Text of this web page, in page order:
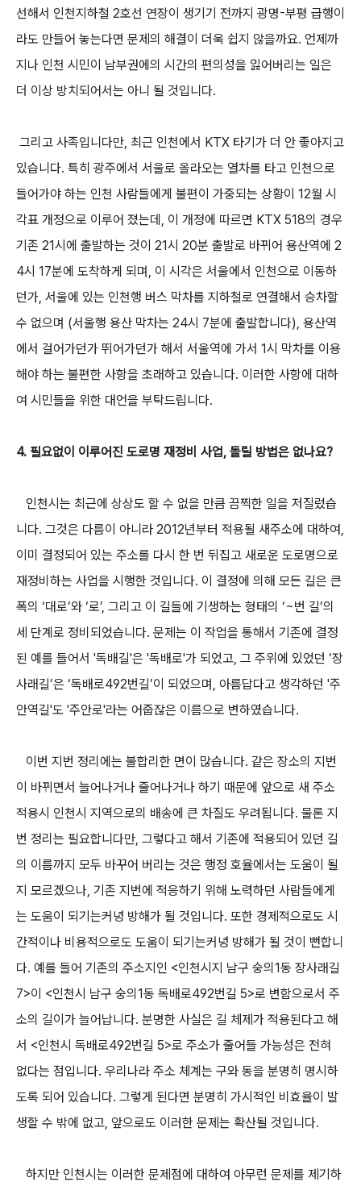
선해서 인천지하철 2호선 연장이 생기기 전까지 광명-부평 급행이
라도 만들어 놓는다면 문제의 해결이 더욱 쉽지 않을까요. 언제까
지나 인천 시민이 남부권에의 시간의 편의성을 잃어버리는 일은
더 이상 방치되어서는 아니 될 것입니다.
그리고 사족입니다만, 최근 인천에서 KTX 타기가 더 안 좋아지고
있습니다. 특히 광주에서 서울로 올라오는 열차를 타고 인천으로
들어가야 하는 인천 사람들에게 불편이 가중되는 상황이 12월 시
각표 개정으로 이루어 졌는데, 이 개정에 따르면 KTX 518의 경우
기존 21시에 출발하는 것이 21시 20분 출발로 바뀌어 용산역에 2
4시 17분에 도착하게 되며, 이 시각은 서울에서 인천으로 이동하
던가, 서울에 있는 인천행 버스 막차를 지하철로 연결해서 승차할
수 없으며 (서울행 용산 막차는 24시 7분에 출발합니다), 용산역
에서 걸어가던가 뛰어가던가 해서 서울역에 가서 1시 막차를 이용
해야 하는 불편한 사항을 초래하고 있습니다. 이러한 사항에 대하
여 시민들을 위한 대언을 부탁드립니다.
4. 필요없이 이루어진 도로명 재정비 사업, 돌릴 방법은 없나요?
인천시는 최근에 상상도 할 수 없을 만큼 끔찍한 일을 저질렀습
니다. 그것은 다름이 아니라 2012년부터 적용될 새주소에 대하여,
이미 결정되어 있는 주소를 다시 한 번 뒤집고 새로운 도로명으로
재정비하는 사업을 시행한 것입니다. 이 결정에 의해 모든 길은 큰
폭의 ‘대로’와 ‘로’, 그리고 이 길들에 기생하는 형태의 ‘~번 길’의
세 단계로 정비되었습니다. 문제는 이 작업을 통해서 기존에 결정
된 예를 들어서 '독배길'은 '독배로'가 되었고, 그 주위에 있었던 ‘장
사래길’은 ‘독배로492번길’이 되었으며, 아름답다고 생각하던 '주
안역길'도 '주안로'라는 어줍잖은 이름으로 변하였습니다.
이번 지번 정리에는 불합리한 면이 많습니다. 같은 장소의 지번
이 바뀌면서 늘어나거나 줄어나거나 하기 때문에 앞으로 새 주소
적용시 인천시 지역으로의 배송에 큰 차질도 우려됩니다. 물론 지
번 정리는 필요합니다만, 그렇다고 해서 기존에 적용되어 있던 길
의 이름까지 모두 바꾸어 버리는 것은 행정 호율에서는 도움이 될
지 모르겠으나, 기존 지번에 적응하기 위해 노력하던 사람들에게
는 도움이 되기는커녕 방해가 될 것입니다. 또한 경제적으로도 시
간적이나 비용적으로도 도움이 되기는커녕 방해가 될 것이 뻔합니
다. 예를 들어 기존의 주소지인 <인천시지 남구 숭의1동 장사래길
7>이 <인천시 남구 숭의1동 독배로492번길 5>로 변함으로서 주
소의 길이가 늘어납니다. 분명한 사실은 길 체제가 적용된다고 해
서 <인천시 독배로492번길 5>로 주소가 줄어들 가능성은 전혀
없다는 점입니다. 우리나라 주소 체계는 구와 동을 분명히 명시하
도록 되어 있습니다. 그렇게 된다면 분명히 가시적인 비효율이 발
생할 수 밖에 없고, 앞으로도 이러한 문제는 확산될 것입니다.
하지만 인천시는 이러한 문제점에 대하여 아무런 문제를 제기하